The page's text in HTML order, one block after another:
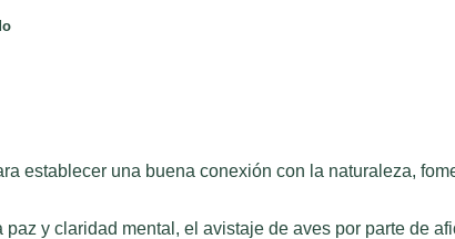
establecer una buena conexión con la naturaleza,
y claridad mental, el avistaje de aves por parte de